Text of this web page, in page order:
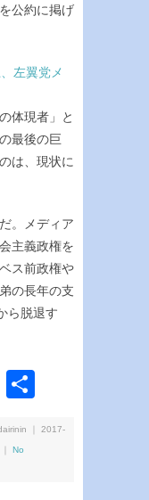
を公約に掲げ
左翼党メ
体現者」と
最後の巨
は、現状に
。メディア
主義政権を
ス前政権や
の長年の支
ら脱退す
MeWe
｜ 2017-
No